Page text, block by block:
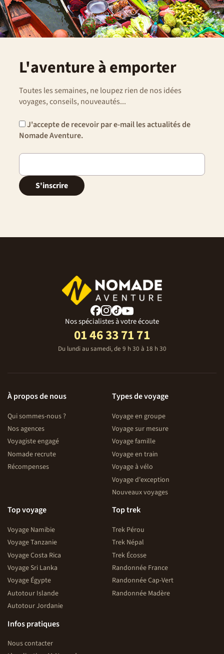
L'aventure à emporter
Toutes les semaines, ne loupez rien de nos idées
voyages, conseils, nouveautés...
J'accepte de recevoir par e-mail les actualités de
Nomade Aventure.
S'inscrire
Nos spécialistes à votre écoute
01 46 33 71 71
Du lundi au samedi, de 9 h 30 à 18 h 30
À propos de nous
Qui sommes-nous ?
Nos agences
Voyagiste engagé
Nomade recrute
Récompenses
Types de voyage
Voyage en groupe
Voyage sur mesure
Voyage famille
Voyage en train
Voyage à vélo
Voyage d'exception
Nouveaux voyages
Top voyage
Voyage Namibie
Voyage Tanzanie
Voyage Costa Rica
Voyage Sri Lanka
Voyage Égypte
Autotour Islande
Autotour Jordanie
Top trek
Trek Pérou
Trek Népal
Trek Écosse
Randonnée France
Randonnée Cap-Vert
Randonnée Madère
Infos pratiques
Nous contacter